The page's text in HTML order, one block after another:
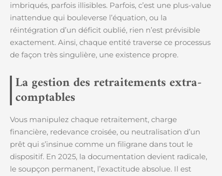
imbriqués, parfois illisibles. Parfois, c’est une plus-value
inattendue qui bouleverse l’équation, ou la
réintégration d’un déficit oublié, rien n’est prévisible
exactement. Ainsi, chaque entité traverse ce processus
de façon très singulière, une existence propre.
La gestion des retraitements extra-
comptables
Vous manipulez chaque retraitement, charge
financière, redevance croisée, ou neutralisation d’un
prêt qui s’insinue comme un filigrane dans tout le
dispositif. En 2025, la documentation devient radicale,
le soupçon permanent, l’exactitude absolue. Il est